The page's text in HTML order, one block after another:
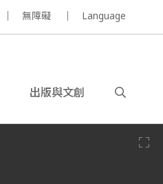
無障礙 Language
出版與文創